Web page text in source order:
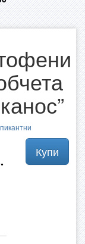
пикантни
Купи